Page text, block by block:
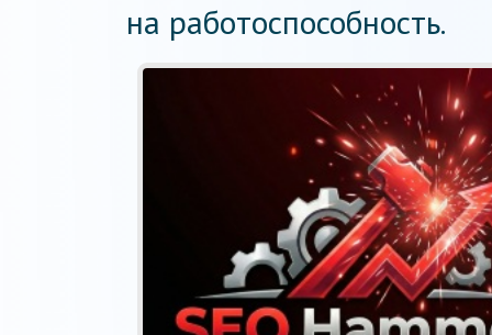
на работоспособность.